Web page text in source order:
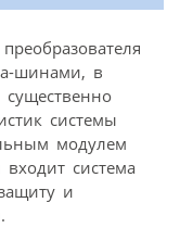
шинами, в
системы
модулем
входит система
и